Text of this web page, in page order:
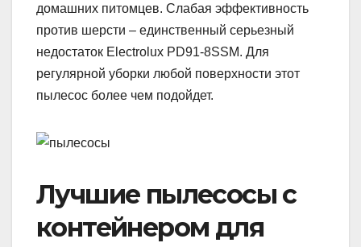
домашних питомцев. Слабая эффективность
против шерсти – единственный серьезный
недостаток Electrolux PD91-8SSM. Для
регулярной уборки любой поверхности этот
пылесос более чем подойдет.
Лучшие пылесосы с
контейнером для